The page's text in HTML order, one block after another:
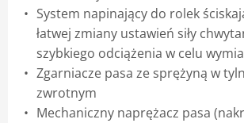
System napinający do rolek
łatwej zmiany ustawień siły
szybkiego odciążenia w celu
Zgarniacze pasa ze sprężyną w
zwrotnym
Mechaniczny naprężacz pasa